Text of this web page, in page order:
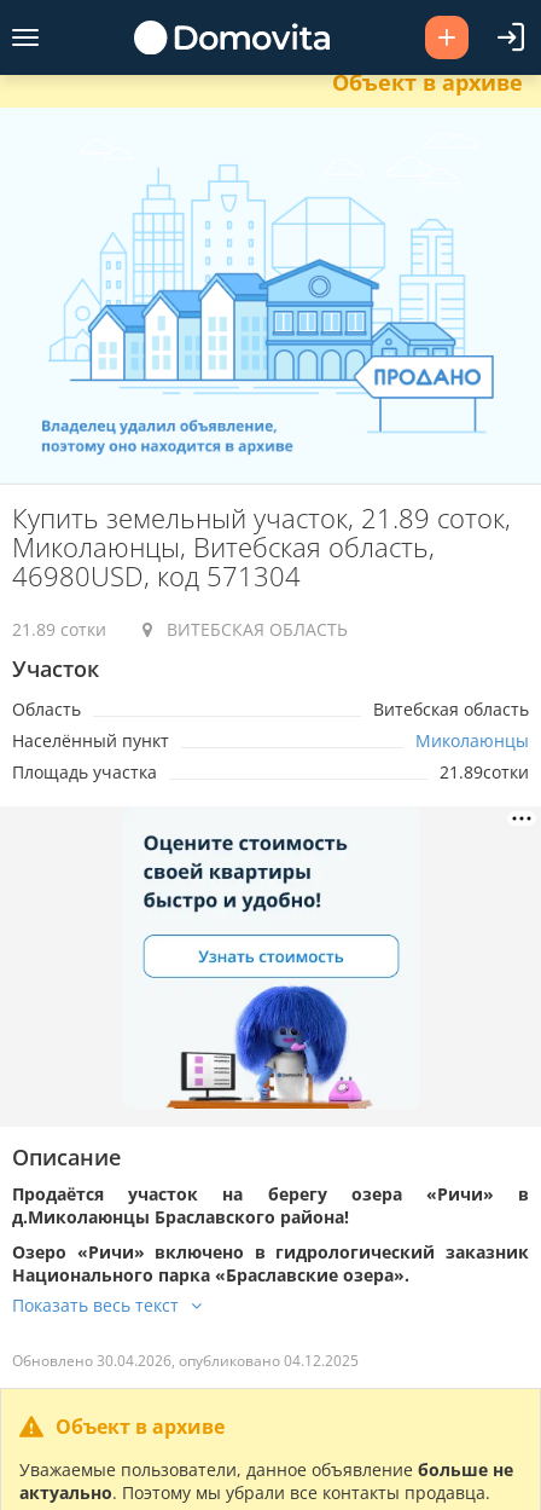
Объект в архиве
Купить земельный участок, 21.89 соток,
Миколаюнцы, Витебская область,
46980USD, код 571304
21.89 сотки ВИТЕБСКАЯ ОБЛАСТЬ
Участок
Область
Витебская область
Населённый пункт
Миколаюнцы
Площадь участка
21.89сотки
Описание
Продаётся участок на берегу озера «Ричи» в
д.Миколаюнцы Браславского района!
Озеро «Ричи» включено в гидрологический заказник
Национального парка «Браславские озера».
Обновлено 30.04.2026, опубликовано 04.12.2025
Объект в архиве
Уважаемые пользователи, данное объявление больше не
актуально. Поэтому мы убрали все контакты продавца.